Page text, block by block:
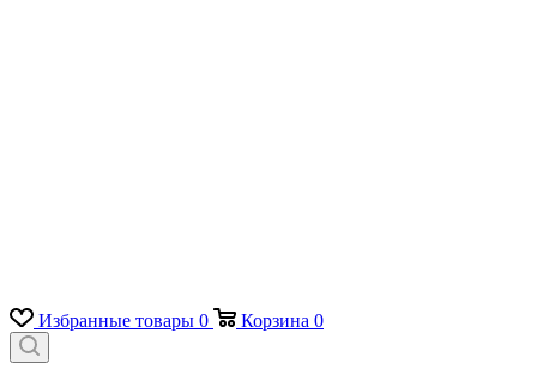
Избранные товары 0 Корзина 0